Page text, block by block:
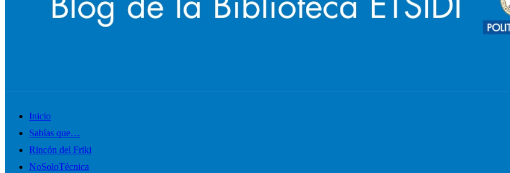
Alternar
menú
móvil
Inicio
Sabías que…
Rincón del Friki
NoSoloTécnica